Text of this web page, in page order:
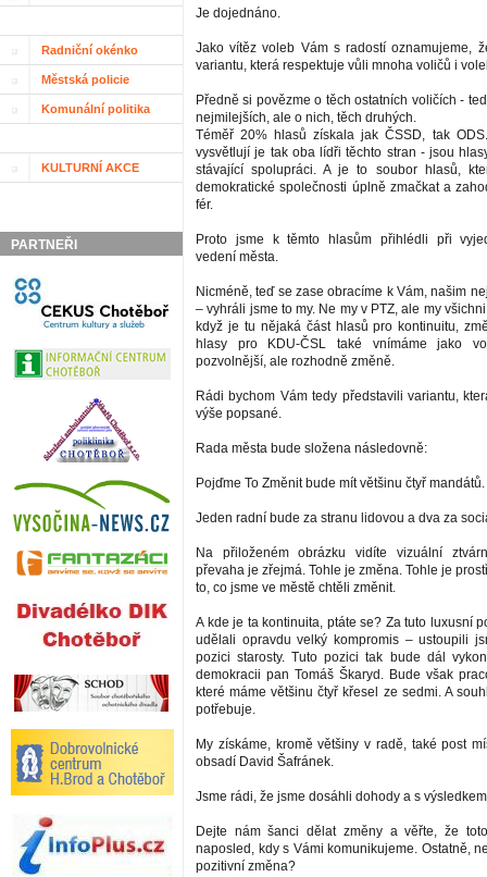
Radniční okénko
Městská policie
Komunální politika
KULTURNÍ AKCE
PARTNEŘI
Je dojednáno.
Jako vítěz voleb Vám s radostí oznamujeme,
variantu, která respektuje vůli mnoha voličů i
Předně si povězme o těch ostatních voličích -
nejmilejších, ale o nich, těch druhých.
Téměř 20% hlasů získala jak ČSSD, tak
vysvětlují je tak oba lídři těchto stran - jsou
stávající spolupráci. A je to soubor hlasů,
demokratické společnosti úplně zmačkat a
fér.
Proto jsme k těmto hlasům přihlédli při
vedení města.
Nicméně, teď se zase obracíme k Vám, našim
– vyhráli jsme to my. Ne my v PTZ, ale my
když je tu nějaká část hlasů pro kontinuitu,
hlasy pro KDU-ČSL také vnímáme jako
pozvolnější, ale rozhodně změně.
Rádi bychom Vám tedy představili variantu,
výše popsané.
Rada města bude složena následovně:
Pojďme To Změnit bude mít většinu čtyř mandátů.
Jeden radní bude za stranu lidovou a dva za
Na přiloženém obrázku vidíte vizuální
převaha je zřejmá. Tohle je změna. Tohle je
to, co jsme ve městě chtěli změnit.
A kde je ta kontinuita, ptáte se? Za tuto luxusní
udělali opravdu velký kompromis – ustoupili
pozici starosty. Tuto pozici tak bude dál
demokracii pan Tomáš Škaryd. Bude však
které máme většinu čtyř křesel ze sedmi. A
potřebuje.
My získáme, kromě většiny v radě, také post
obsadí David Šafránek.
Jsme rádi, že jsme dosáhli dohody a s
Dejte nám šanci dělat změny a věřte, že
naposled, kdy s Vámi komunikujeme. Ostatně,
pozitivní změna?